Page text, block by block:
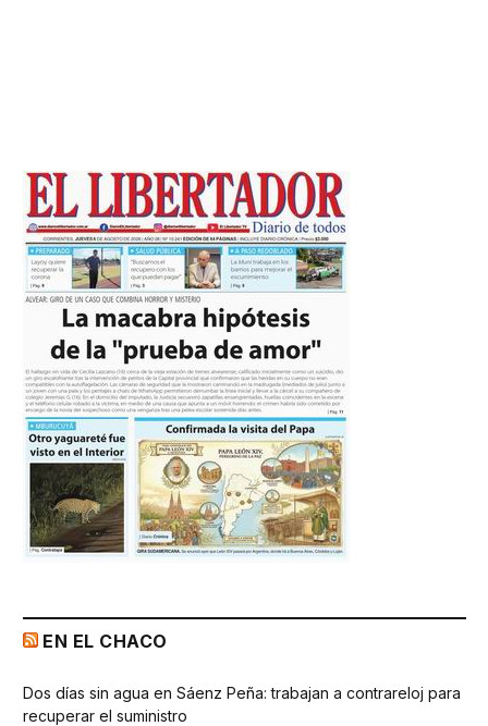
EN EL CHACO
Dos días sin agua en Sáenz Peña: trabajan a contrareloj para
recuperar el suministro